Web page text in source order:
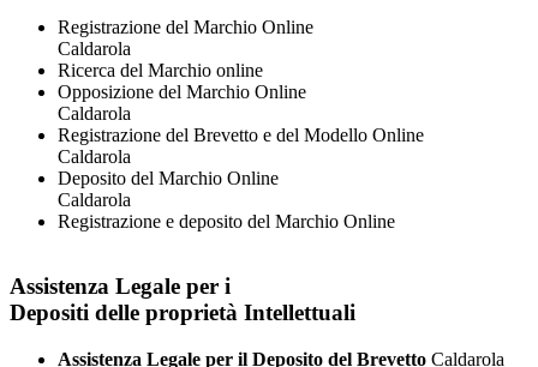
Registrazione del Marchio Online
Caldarola
Ricerca del Marchio online
Opposizione del Marchio Online
Caldarola
Registrazione del Brevetto e del Modello Online
Caldarola
Deposito del Marchio Online
Caldarola
Registrazione e deposito del Marchio Online
Assistenza Legale per i
Depositi delle proprietà Intellettuali
Assistenza Legale per il Deposito del Brevetto Caldarola